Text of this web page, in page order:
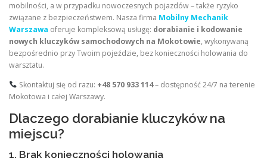
mobilności, a w przypadku nowoczesnych pojazdów – także ryzyko
związane z bezpieczeństwem. Nasza firma Mobilny Mechanik
Warszawa oferuje kompleksową usługę: dorabianie i kodowanie
nowych kluczyków samochodowych na Mokotowie, wykonywaną
bezpośrednio przy Twoim pojeździe, bez konieczności holowania do
warsztatu.
Skontaktuj się od razu: +48 570 933 114– dostępność 24/7 na terenie
Mokotowa i całej Warszawy.
Dlaczego dorabianie kluczyków na
miejscu?
1. Brak konieczności holowania